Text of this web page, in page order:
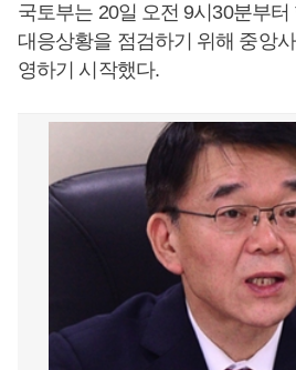
국토부는 20일 오전 9시30분부터
대응상황을 점검하기 위해 중앙
영하기 시작했다.